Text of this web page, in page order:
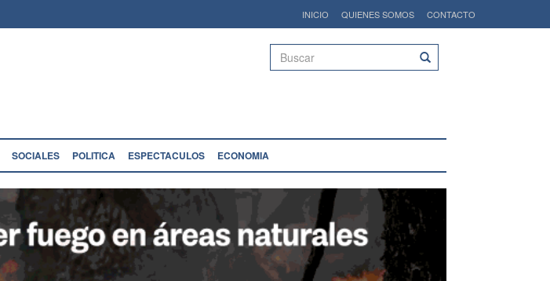
INICIO QUIENES SOMOS CONTACTO
Buscar
SOCIALES POLITICA ESPECTACULOS ECONOMIA